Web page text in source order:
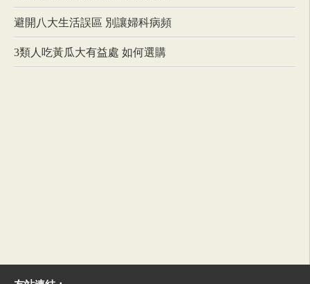
避開八大生活誤區 別讓婦科病頻
3類人吃黃瓜大有益處 如何選購